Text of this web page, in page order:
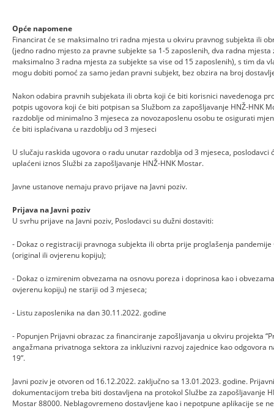
Opće napomene
Financirat će se maksimalno tri radna mjesta u okviru pravnog subjekta ili
(jedno radno mjesto za pravne subjekte sa 1-5 zaposlenih, dva radna
maksimalno 3 radna mjesta za subjekte sa vise od 15 zaposlenih), s tim da
mogu dobiti pomoć za samo jedan pravni subjekt, bez obzira na broj
Nakon odabira pravnih subjekata ili obrta koji će biti korisnici navedenoga
potpis ugovora koji će biti potpisan sa Službom za zapošljavanje HNŽ-HNK
razdoblje od minimalno 3 mjeseca za novozaposlenu osobu te osigurati
će biti isplaćivana u razdoblju od 3 mjeseci
U slučaju raskida ugovora o radu unutar razdoblja od 3 mjeseca, poslodavci
uplaćeni iznos Službi za zapošljavanje HNŽ-HNK Mostar.
Javne ustanove nemaju pravo prijave na Javni poziv.
Prijava na Javni poziv
U svrhu prijave na Javni poziv, Poslodavci su dužni dostaviti:
- Dokaz o registraciji pravnoga subjekta ili obrta prije proglašenja pandemije
(original ili ovjerenu kopiju);
- Dokaz o izmirenim obvezama na osnovu poreza i doprinosa kao i
ovjerenu kopiju) ne stariji od 3 mjeseca;
- Listu zaposlenika na dan 30.11.2022. godine
- Popunjen Prijavni obrazac za financiranje zapošljavanja u okviru projekta
angažmana privatnoga sektora za inkluzivni razvoj zajednice kao odgovora
19”.
Javni poziv je otvoren od 16.12.2022. zaključno sa 13.01.2023. godine.
dokumentacijom treba biti dostavljena na protokol Službe za zapošljavanje
Mostar 88000. Neblagovremeno dostavljene kao i nepotpune aplikacije se